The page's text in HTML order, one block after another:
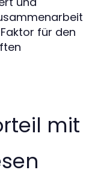
für den
mit